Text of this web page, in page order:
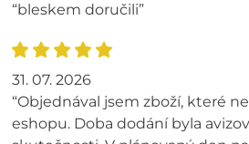
“bleskem doručili”
31. 07. 2026
“Objednával jsem zboží, které
eshopu. Doba dodání byla